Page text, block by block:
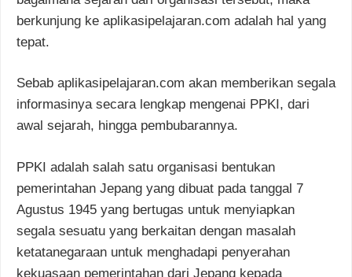
berkunjung ke aplikasipelajaran.com adalah hal yang
tepat.
Sebab aplikasipelajaran.com akan memberikan segala
informasinya secara lengkap mengenai PPKI, dari
awal sejarah, hingga pembubarannya.
PPKI adalah salah satu organisasi bentukan
pemerintahan Jepang yang dibuat pada tanggal 7
Agustus 1945 yang bertugas untuk menyiapkan
segala sesuatu yang berkaitan dengan masalah
ketatanegaraan untuk menghadapi penyerahan
kekuasaan pemerintahan dari Jepang kepada